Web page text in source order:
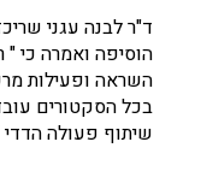
ד"ר לבנה עגני
הוסיפה ואמרה כי "
השראה ופעילות
בכל הסקטורים
שיתוף פעולה הדדי